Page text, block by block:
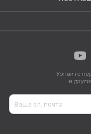
Узнайте
и